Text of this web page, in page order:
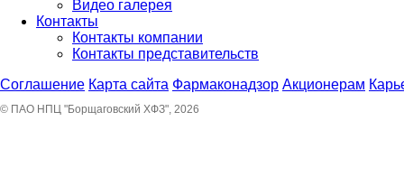
Видео галерея
Контакты
Контакты компании
Контакты представительств
Соглашение Карта сайта Фармаконадзор Акционерам
© ПАО НПЦ "Борщаговский ХФЗ", 2026